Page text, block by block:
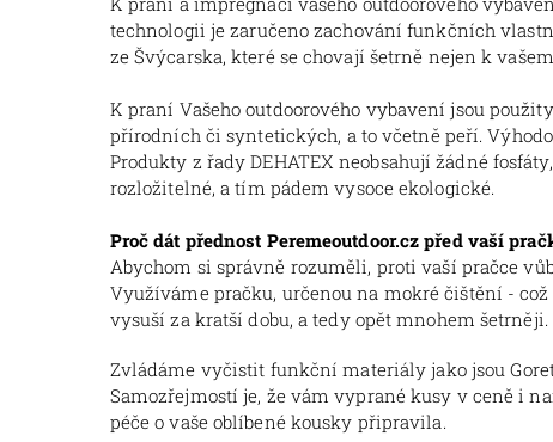
technologii je zaručeno zachování funkčních
ze Švýcarska, které se chovají šetrně nejen k
K praní Vašeho outdoorového vybavení jsou
přírodních či syntetických, a to včetně peří.
Produkty z řady DEHATEX neobsahují žádné
rozložitelné, a tím pádem vysoce ekologické.
Proč dát přednost Peremeoutdoor.cz před vaší
Abychom si správně rozuměli, proti vaší pračce
Využíváme pračku, určenou na mokré čištění -
vysuší za kratší dobu, a tedy opět mnohem šetrněji.
Zvládáme vyčistit funkční materiály jako jsou
Samozřejmostí je, že vám vyprané kusy v ceně i
péče o vaše oblíbené kousky připravila.